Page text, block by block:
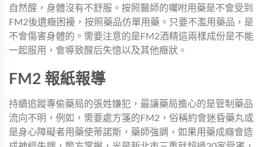
自然醒，身體沒有不舒服。按照醫師的囑咐用藥是不會受到
FM2後遺癥困擾，按照藥品仿單用藥。只要不濫用藥品，是
不會傷害身體的。需要注意的是FM2酒精這兩樣成份是不能
一起服用，會導致醒后失憶以及其他癥狀。
FM2 報紙報導
持續追蹤專偷藥局的張姓嫌犯，最讓藥局擔心的是管制藥品
流向不明，例如，需要處方箋的FM2，俗稱約會迷昏藥丸或
是身心障礙者用藥使蒂諾斯，藥師強調，如果用藥成癮會造